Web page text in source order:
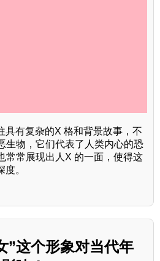
具有复杂的X 格和背景故事，不
生物，它们代表了人类内心的恐
常常展现出人X 的一面，使得这
。
”这个形象对当代年